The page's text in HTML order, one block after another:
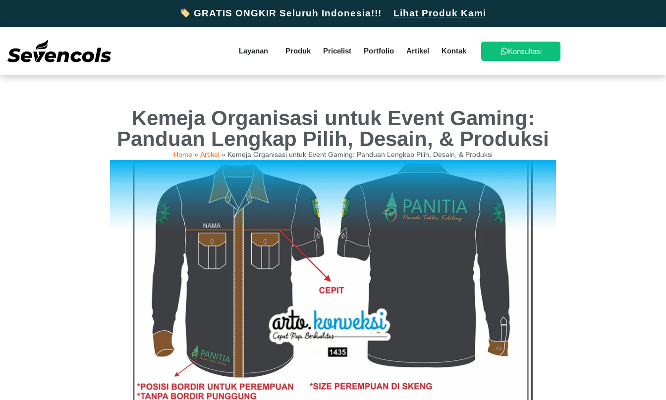
GRATIS ONGKIR Seluruh Indonesia!!! Lihat Produk Kami
Layanan Produk Pricelist Portfolio Artikel Kontak Konsultasi
Kemeja Organisasi untuk Event Gaming:
Panduan Lengkap Pilih, Desain, & Produksi
Home » Artikel » Kemeja Organisasi untuk Event Gaming: Panduan Lengkap Pilih, Desain, & Produksi